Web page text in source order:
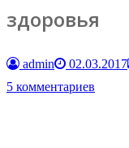
здоровья
admin 02.03.2017
5 комментариев